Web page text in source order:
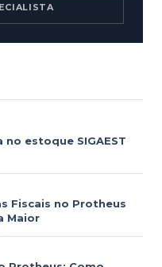
estoque SIGAEST
Fiscais no Protheus
Maior